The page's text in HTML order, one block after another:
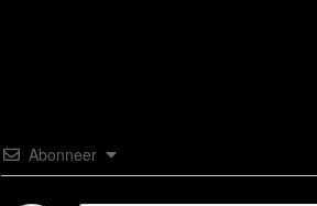
Abonneer